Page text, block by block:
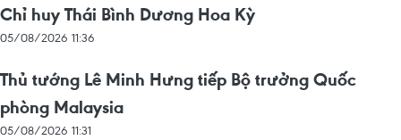
Chỉ huy Thái Bình Dương Hoa Kỳ
05/08/2026 11:36
Thủ tướng Lê Minh Hưng tiếp Bộ trưởng Quốc
phòng Malaysia
05/08/2026 11:31